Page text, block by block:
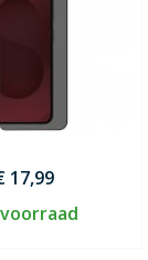
17,99